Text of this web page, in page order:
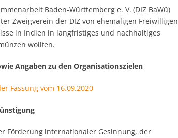
Baden-Württemberg e. V. (DIZ BaWü)
Zweigverein der DIZ von ehemaligen Freiwilligen
in Indien in langfristiges und nachhaltiges
wollten.
Angaben zu den Organisationszielen
Fassung vom 16.09.2020
Förderung internationaler Gesinnung, der